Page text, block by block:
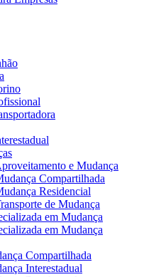
e Mudança
Compartilhada
Residencial
de Mudança
em Mudança
em Mudança
Compartilhada
Interestadual